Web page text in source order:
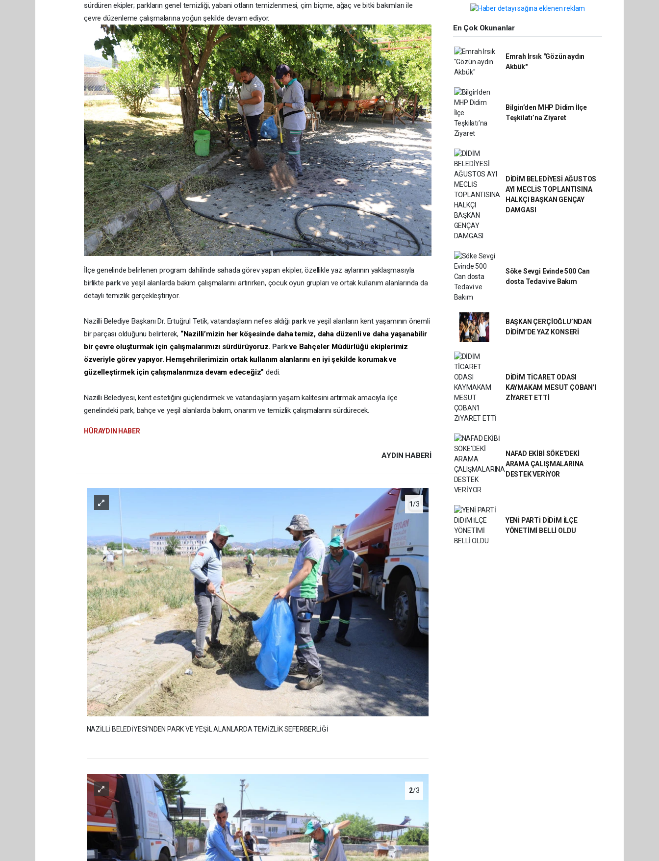
sürdüren ekipler; parkların genel temizliği, yabani otların temizlenmesi, çim biçme, ağaç ve bitki bakımları ile
çevre düzenleme çalışmalarına yoğun şekilde devam ediyor.
İlçe genelinde belirlenen program dahilinde sahada görev yapan ekipler, özellikle yaz aylarının yaklaşmasıyla
birlikte parkve yeşil alanlarda bakım çalışmalarını artırırken, çocuk oyun grupları ve ortak kullanım alanlarında da
detaylı temizlik gerçekleştiriyor.
Nazilli Belediye Başkanı Dr. Ertuğrul Tetik, vatandaşların nefes aldığı parkve yeşil alanların kent yaşamının önemli
bir parçası olduğunu belirterek, “Nazilli’mizin her köşesinde daha temiz, daha düzenli ve daha yaşanabilir
bir çevre oluşturmak için çalışmalarımızı sürdürüyoruz. Parkve Bahçeler Müdürlüğü ekiplerimiz
özveriyle görev yapıyor. Hemşehrilerimizin ortak kullanım alanlarını en iyi şekilde korumak ve
güzelleştirmek için çalışmalarımıza devam edeceğiz”dedi.
Nazilli Belediyesi, kent estetiğini güçlendirmek ve vatandaşların yaşam kalitesini artırmak amacıyla ilçe
genelindeki park, bahçe ve yeşil alanlarda bakım, onarım ve temizlik çalışmalarını sürdürecek.
HÜRAYDIN HABER
AYDIN HABERİ
1/3
NAZİLLİ BELEDİYESİ’NDEN PARK VE YEŞİL ALANLARDA TEMİZLİK SEFERBERLİĞİ
2/3
En Çok Okunanlar
Emrah Irsık "Gözün aydın
Akbük"
Bilgin’den MHP Didim İlçe
Teşkilatı’na Ziyaret
DİDİM BELEDİYESİ AĞUSTOS
AYI MECLİS TOPLANTISINA
HALKÇI BAŞKAN GENÇAY
DAMGASI
Söke Sevgi Evinde 500 Can
dosta Tedavi ve Bakım
BAŞKAN ÇERÇİOĞLU’NDAN
DİDİM’DE YAZ KONSERİ
DİDİM TİCARET ODASI
KAYMAKAM MESUT ÇOBAN’I
ZİYARET ETTİ
NAFAD EKİBİ SÖKE'DEKİ
ARAMA ÇALIŞMALARINA
DESTEK VERİYOR
YENİ PARTİ DİDİM İLÇE
YÖNETİMİ BELLİ OLDU